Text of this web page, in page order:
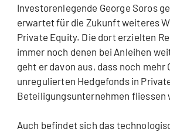
Investorenlegende George Soros
erwartet für die Zukunft weiteres
Private Equity. Die dort erzielten
immer noch denen bei Anleihen
geht er davon aus, dass noch mehr
unregulierten Hedgefonds in
Beteiligungsunternehmen fliessen
Auch befindet sich das